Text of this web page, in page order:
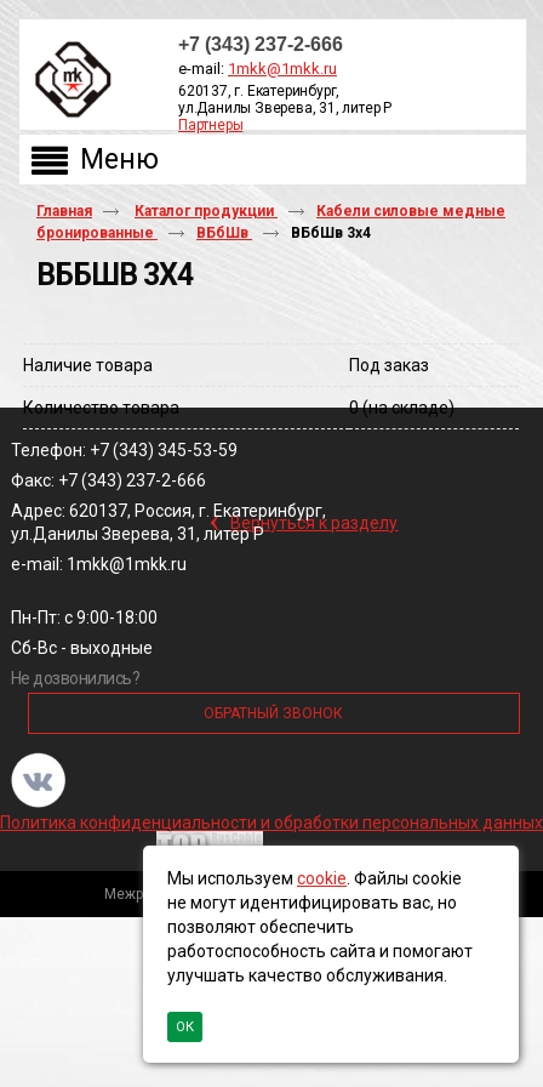
+7 (343) 237-2-666
e-mail: 1mkk@1mkk.ru
620137, г. Екатеринбург,
ул.Данилы Зверева, 31, литер Р
Партнеры
Главная Каталог продукции
Кабели силовые медные
бронированные
ВБбШв ВБбШв 3х4
ВББШВ 3Х4
Наличие товара Под заказ
Количество товара 0(на складе)
‹ Вернуться к разделу
Телефон: +7 (343) 345-53-59
Факс: +7 (343) 237-2-666
Адрес: 620137, Россия, г. Екатеринбург,
ул.Данилы Зверева, 31, литер Р
e-mail: 1mkk@1mkk.ru
Пн-Пт: с 9:00-18:00
Сб-Вс - выходные
Не дозвонились?
ОБРАТНЫЙ ЗВОНОК
Политика конфиденциальности и обработки персональных данных
Межрегиональная кабельная компания, 2016 ©
Мы используем cookie . Файлы cookie
не могут идентифицировать вас, но
позволяют обеспечить
работоспособность сайта и помогают
улучшать качество обслуживания.
ОК